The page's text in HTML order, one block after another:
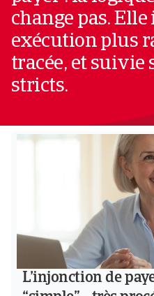
change pas.
exécution plus
tracée, et suivie
stricts.
L’injonction de